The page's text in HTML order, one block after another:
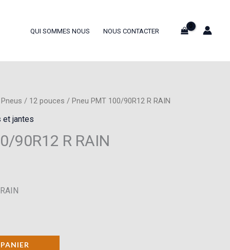
QUI SOMMES NOUS NOUS CONTACTER
Pneus / 12 pouces / Pneu PMT 100/90R12 R RAIN
et jantes
90R12 R RAIN